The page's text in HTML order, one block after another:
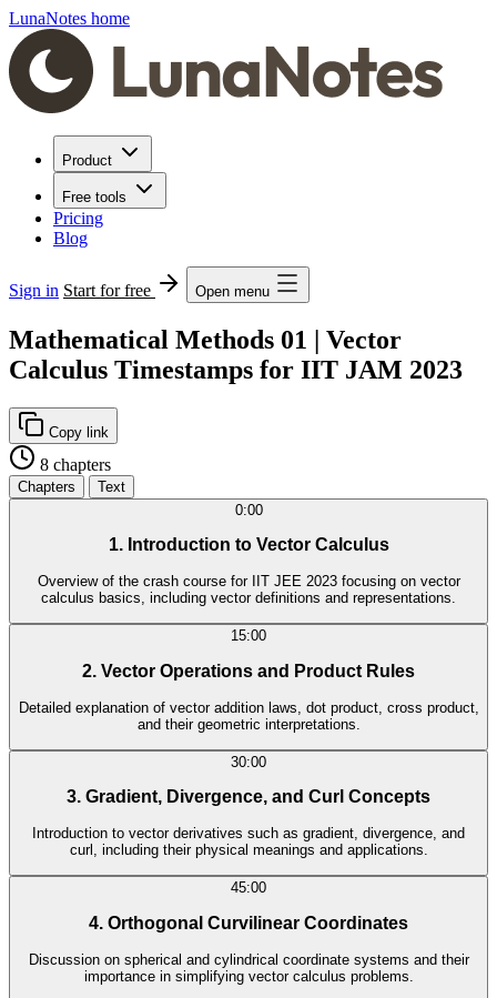
LunaNotes home
Product
Free tools
Pricing
Blog
Sign in Start for free Open menu
Mathematical Methods 01 | Vector
Calculus Timestamps for IIT JAM 2023
Copy link
8 chapters
Chapters
Text
0:00
1. Introduction to Vector Calculus
Overview of the crash course for IIT JEE 2023 focusing on vector
calculus basics, including vector definitions and representations.
15:00
2. Vector Operations and Product Rules
Detailed explanation of vector addition laws, dot product, cross product,
and their geometric interpretations.
30:00
3. Gradient, Divergence, and Curl Concepts
Introduction to vector derivatives such as gradient, divergence, and
curl, including their physical meanings and applications.
45:00
4. Orthogonal Curvilinear Coordinates
Discussion on spherical and cylindrical coordinate systems and their
importance in simplifying vector calculus problems.